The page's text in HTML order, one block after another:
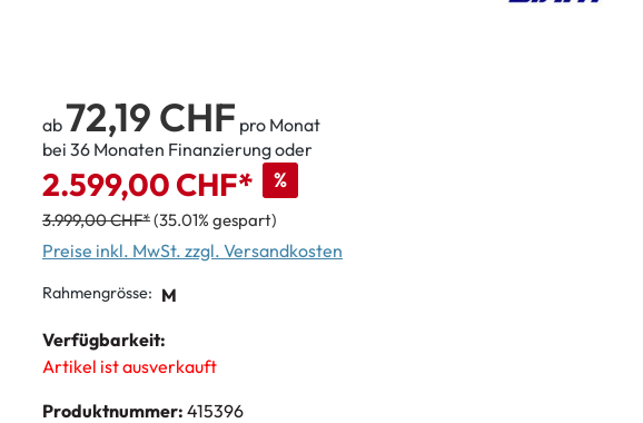
ab72,19 CHF pro Monat
bei 36 Monaten Finanzierung oder
2.599,00 CHF* %
3.999,00 CHF*(35.01% gespart)
Preise inkl. MwSt. zzgl. Versandkosten
Rahmengrösse: M
Verfügbarkeit:
Artikel ist ausverkauft
Produktnummer: 415396